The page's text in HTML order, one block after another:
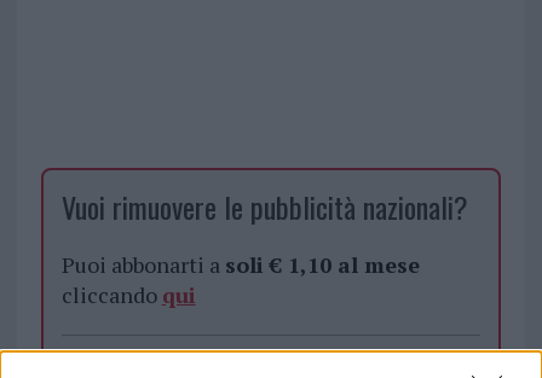
Vuoi rimuovere le pubblicità nazionali?
Puoi abbonarti a soli € 1,10 al mese
cliccando qui
Sei già abbonato?